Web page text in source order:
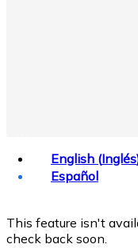
English (Inglés
Español
Iniciar sesión
Regístrate
This feature isn't
check back soon.